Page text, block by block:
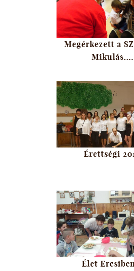
Megérkezett a
Mikulás....
Érettségi
Élet